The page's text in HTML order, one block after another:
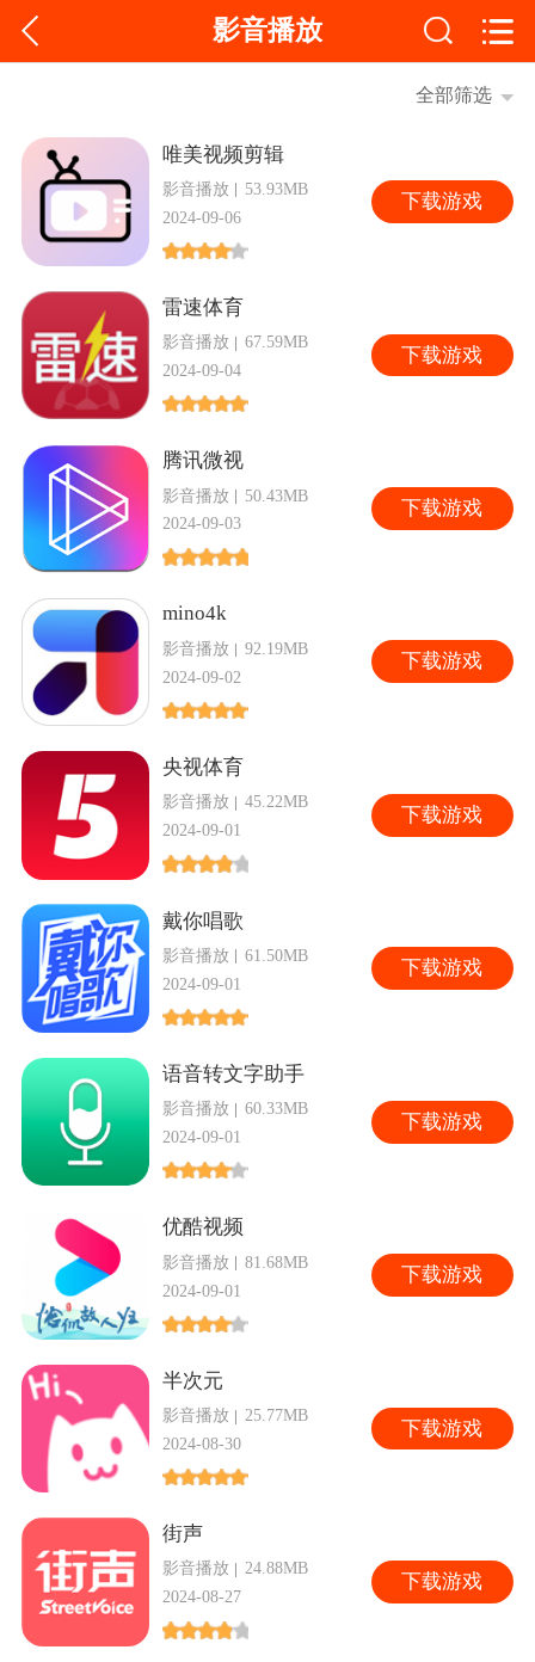
影音播放
全部筛选
唯美视频剪辑
影音播放
53.93MB
2024-09-06
下载游戏
雷速体育
影音播放
67.59MB
2024-09-04
下载游戏
腾讯微视
影音播放
50.43MB
2024-09-03
下载游戏
mino4k
影音播放
92.19MB
2024-09-02
下载游戏
央视体育
影音播放
45.22MB
2024-09-01
下载游戏
戴你唱歌
影音播放
61.50MB
2024-09-01
下载游戏
语音转文字助手
影音播放
60.33MB
2024-09-01
下载游戏
优酷视频
影音播放
81.68MB
2024-09-01
下载游戏
半次元
影音播放
25.77MB
2024-08-30
下载游戏
街声
影音播放
24.88MB
2024-08-27
下载游戏